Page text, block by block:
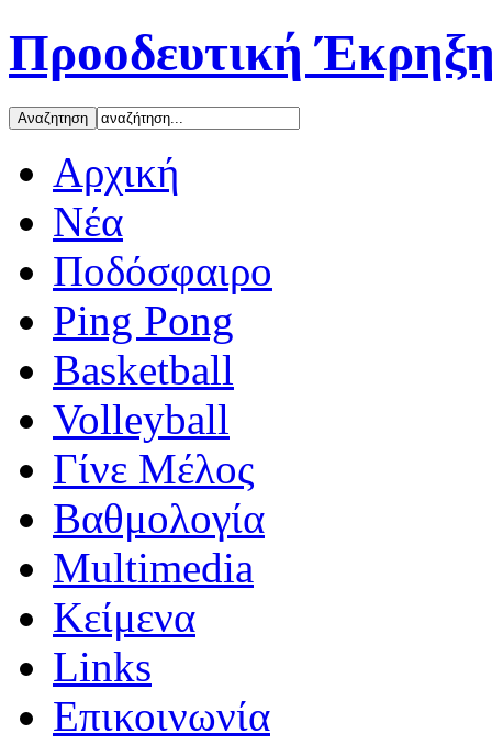
Προοδευτική
Αρχική
Νέα
Ποδόσφαιρο
Ping Pong
Basketball
Volleyball
Γίνε Μέλος
Βαθμολογία
Multimedia
Κείμενα
Links
Επικοινωνία